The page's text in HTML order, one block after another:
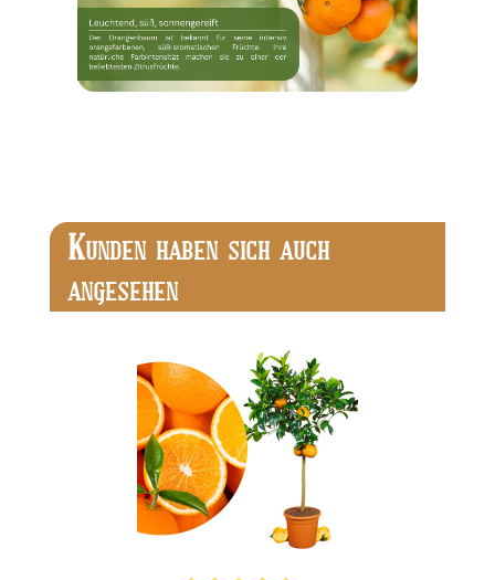
Produktgalerie überspringen
KUNDEN HABEN SICH AUCH
ANGESEHEN